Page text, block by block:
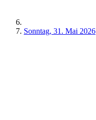
Sonntag, 31. Mai 2026